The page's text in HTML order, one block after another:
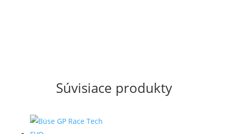
Súvisiace produkty